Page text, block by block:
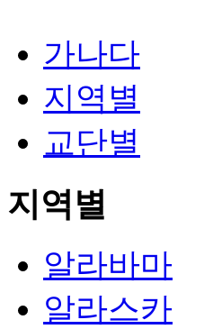
가나다
지역별
교단별
지역별
알라바마
알라스카